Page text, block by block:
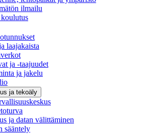
ilmailu
laajakaista
ja -taajuudet
ja jakelu
ja tekoäly
ja datan välittäminen
sääntely